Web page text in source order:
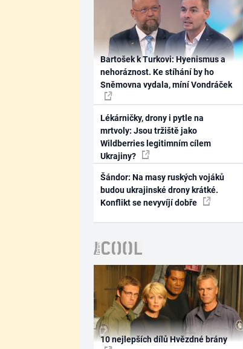
Bartošek k Turkovi: Hyenismus a
nehoráznost. Ke stíhání by ho
Sněmovna vydala, míní Vondráček
Lékárničky, drony i pytle na
mrtvoly: Jsou tržiště jako
Wildberries legitimním cílem
Ukrajiny?
Šándor: Na masy ruských vojáků
budou ukrajinské drony krátké.
Konflikt se nevyvíjí dobře
10 nejlepších dílů Hvězdné brány